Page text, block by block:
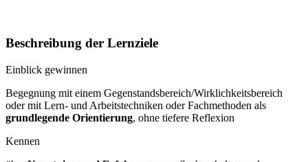
Beschreibung der Lernziele
Einblick gewinnen
Begegnung mit einem Gegenstandsbereich/Wirklichkeitsbereich
oder mit Lern- und Arbeitstechniken oder Fachmethoden als
grundlegende Orientierung, ohne tiefere Reflexion
Kennen